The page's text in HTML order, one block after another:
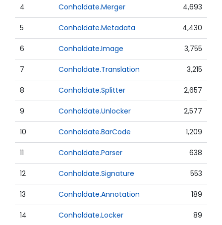
4 Conholdate.Merger 4,693
5 Conholdate.Metadata 4,430
6 Conholdate.Image 3,755
7 Conholdate.Translation 3,215
8 Conholdate.Splitter 2,657
9 Conholdate.Unlocker 2,577
10 Conholdate.BarCode 1,209
11 Conholdate.Parser 638
12 Conholdate.Signature 553
13 Conholdate.Annotation 189
14 Conholdate.Locker 89